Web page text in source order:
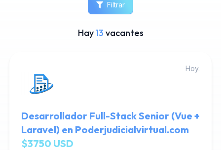
Filtrar
Hay13 vacantes
Hoy.
Desarrollador Full-Stack Senior (Vue +
Laravel) en Poderjudicialvirtual.com
$3750 USD